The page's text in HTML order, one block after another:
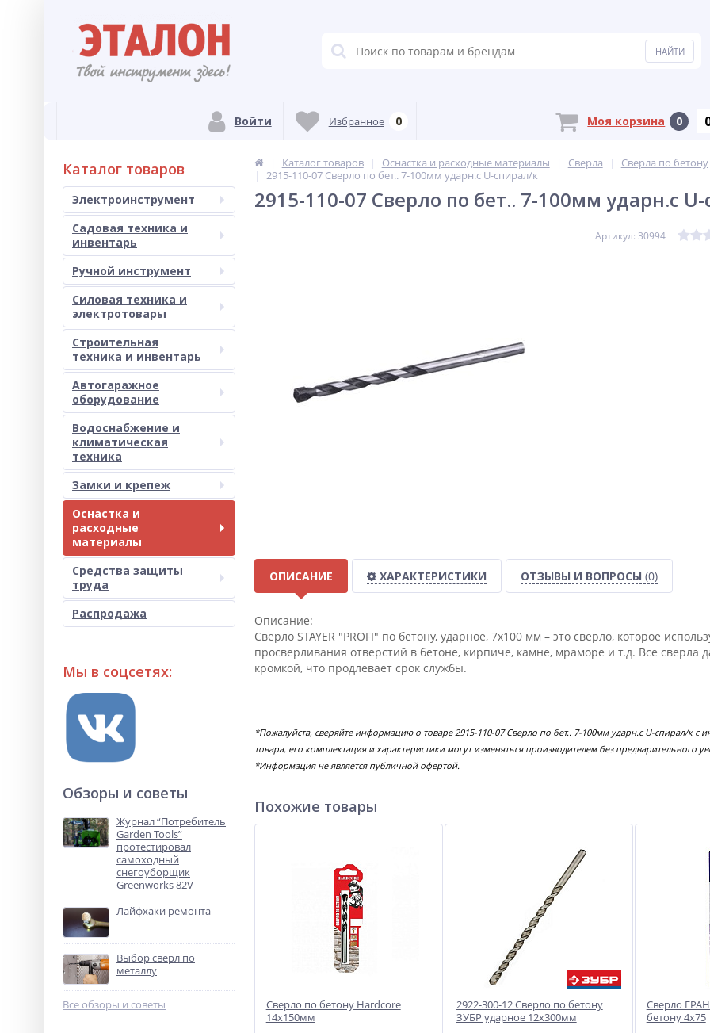
Войти Избранное 0 Моя корзина 0
Каталог товаров
Электроинструмент
Садовая техника и
инвентарь
Ручной инструмент
Силовая техника и
электротовары
Строительная
техника и инвентарь
Автогаражное
оборудование
Водоснабжение и
климатическая
техника
Замки и крепеж
Оснастка и
расходные
материалы
Средства защиты
труда
Распродажа
Мы в соцсетях:
Обзоры и советы
Журнал “Потребитель
Garden Tools”
протестировал
самоходный
снегоуборщик
Greenworks 82V
Лайфхаки ремонта
Выбор сверл по
металлу
Все обзоры и советы
Каталог товаров Оснастка и расходные материалы Сверла
Сверла по бетону
2915-110-07 Cверло по бет.. 7-100мм ударн.с U-спирал/к
2915-110-07 Cверло по бет.. 7-100мм ударн.с
Артикул: 30994
ОПИСАНИЕ ХАРАКТЕРИСТИКИ ОТЗЫВЫ И ВОПРОСЫ (0)
Описание:
Сверло STAYER "PROFI" по бетону, ударное, 7x100 мм – это сверло, которое
просверливания отверстий в бетоне, кирпиче, камне, мраморе и т.д. Все
кромкой, что продлевает срок службы.
*Пожалуйста, сверяйте информацию о товаре 2915-110-07 Cверло по бет.. 7-100мм ударн.с U-спирал/к
товара, его комплектация и характеристики могут изменяться производителем без предварительного
*Информация не является публичной офертой.
Похожие товары
Сверло по бетону Hardcore
14х150мм
2922-300-12 Cверло по бетону
ЗУБР ударное 12х300мм
Сверло
бетону 4х75